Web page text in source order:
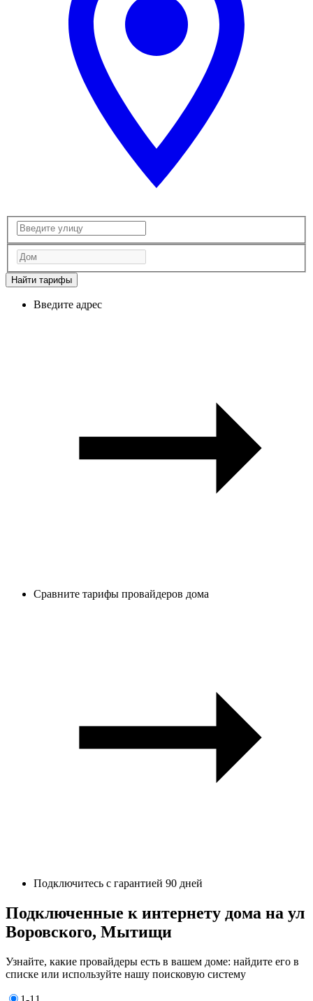
Найти тарифы
Введите адрес
Сравните тарифы провайдеров дома
Подключитесь с гарантией 90 дней
Подключенные к интернету дома на ул
Воровского, Мытищи
Узнайте, какие провайдеры есть в вашем доме: найдите его в
списке или используйте нашу поисковую систему